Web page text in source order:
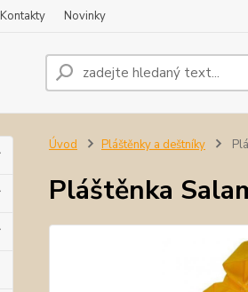
Kontakty Novinky
Úvod Pláštěnky a deštníky
Pláštěnka